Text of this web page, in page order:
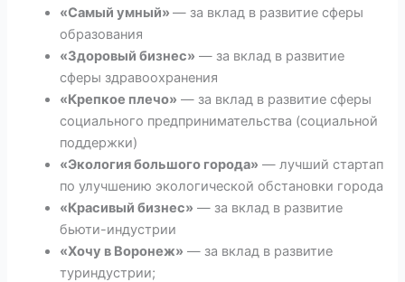
«Самый умный»— за вклад в развитие сферы
образования
«Здоровый бизнес» — за вклад в развитие
сферы здравоохранения
«Крепкое плечо» — за вклад в развитие сферы
социального предпринимательства (социальной
поддержки)
«Экология большого города» — лучший стартап
по улучшению экологической обстановки города
«Красивый бизнес» — за вклад в развитие
бьюти-индустрии
«Хочу в Воронеж» — за вклад в развитие
туриндустрии;